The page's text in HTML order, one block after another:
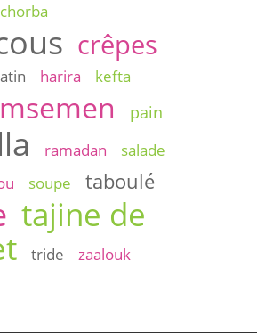
chorba
crêpes
harira
kefta
msemen pain
ramadan
salade
soupe taboulé
tajine de
tride
zaalouk